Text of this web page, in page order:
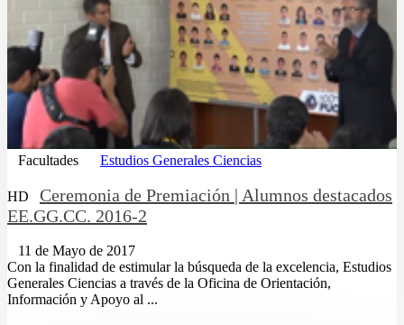
Facultades Estudios Generales Ciencias
HD
Ceremonia de Premiación | Alumnos destacados
EE.GG.CC. 2016-2
11 de Mayo de 2017
Con la finalidad de estimular la búsqueda de la excelencia, Estudios
Generales Ciencias a través de la Oficina de Orientación,
Información y Apoyo al ...